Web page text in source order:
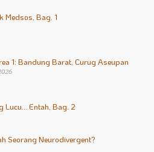
Medsos, Bag. 1
1: Bandung Barat, Curug Aseupan
Lucu… Entah, Bag. 2
Seorang Neurodivergent?